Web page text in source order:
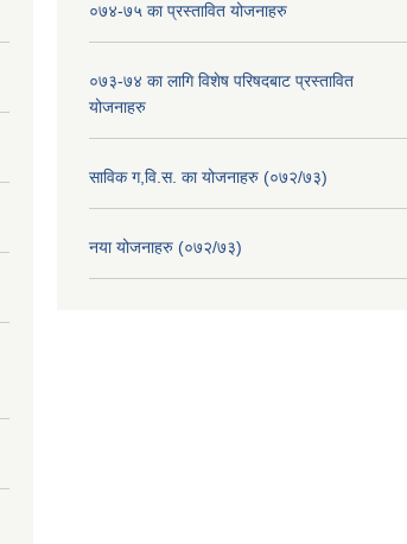
०७४-७५ का प्रस्तावित योजनाहरु
०७३-७४ का लागि विशेष परिषदबाट प्रस्तावित
योजनाहरु
साविक ग,वि.स. का योजनाहरु (०७२/७३)
नया योजनाहरु (०७२/७३)